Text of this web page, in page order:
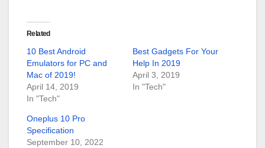
Related
10 Best Android
Emulators for PC and
Mac of 2019!
April 14, 2019
In "Tech"
Best Gadgets For Your
Help In 2019
April 3, 2019
In "Tech"
Oneplus 10 Pro
Specification
September 10, 2022